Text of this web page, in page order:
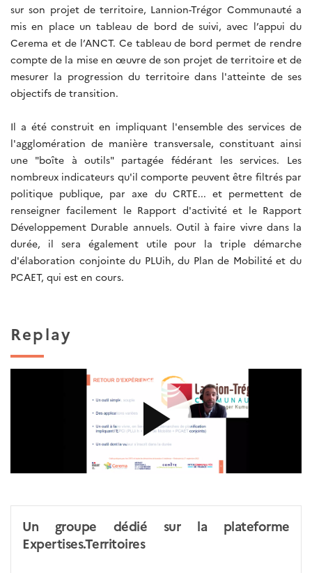
sur son projet de territoire, Lannion-Trégor Communauté a
mis en place un tableau de bord de suivi, avec l’appui du
Cerema et de l’ANCT. Ce tableau de bord permet de rendre
compte de la mise en œuvre de son projet de territoire et de
mesurer la progression du territoire dans l'atteinte de ses
objectifs de transition.
Il a été construit en impliquant l'ensemble des services de
l'agglomération de manière transversale, constituant ainsi
une "boîte à outils" partagée fédérant les services. Les
nombreux indicateurs qu'il comporte peuvent être filtrés par
politique publique, par axe du CRTE... et permettent de
renseigner facilement le Rapport d'activité et le Rapport
Développement Durable annuels. Outil à faire vivre dans la
durée, il sera également utile pour la triple démarche
d'élaboration conjointe du PLUih, du Plan de Mobilité et du
PCAET, qui est en cours.
Replay
Un groupe dédié sur la plateforme
Expertises.Territoires